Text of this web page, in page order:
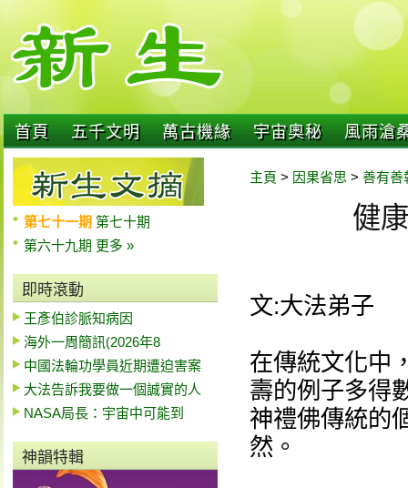
首頁 五千文明 萬古機緣 宇宙奧秘 風雨滄
第七十一期 第七十期
第六十九期 更多 »
即時滾動
王彥伯診脈知病因
海外一周簡訊(2026年8
中國法輪功學員近期遭迫害案
大法告訴我要做一個誠實的人
NASA局長：宇宙中可能到
神韻特輯
主頁 > 因果省思 > 善有善
健
文:大法弟子
在傳統文化中
壽的例子多得
神禮佛傳統的
然。